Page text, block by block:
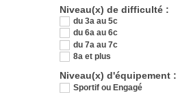
Niveau(x) de difficulté :
du 3a au 5c
du 6a au 6c
du 7a au 7c
8a et plus
Niveau(x) d'équipement :
Sportif ou Engagé